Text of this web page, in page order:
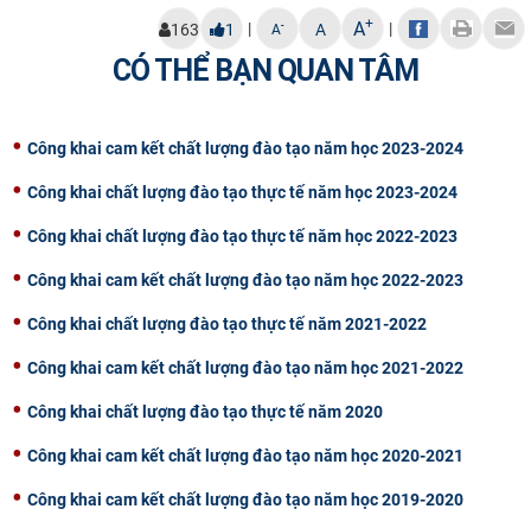
KHOA HỌC CÔNG NGHỆ
CỰU NGƯỜI HỌC
163 1 | A- A A+ |
CÓ THỂ BẠN QUAN TÂM
Công khai cam kết chất lượng đào tạo năm học 2023-2024
Công khai chất lượng đào tạo thực tế năm học 2023-2024
Công khai chất lượng đào tạo thực tế năm học 2022-2023
Công khai cam kết chất lượng đào tạo năm học 2022-2023
Công khai chất lượng đào tạo thực tế năm 2021-2022
Công khai cam kết chất lượng đào tạo năm học 2021-2022
Công khai chất lượng đào tạo thực tế năm 2020
Công khai cam kết chất lượng đào tạo năm học 2020-2021
Công khai cam kết chất lượng đào tạo năm học 2019-2020